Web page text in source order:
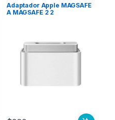
Adaptador Apple MAGSAFE
A MAGSAFE 2 2